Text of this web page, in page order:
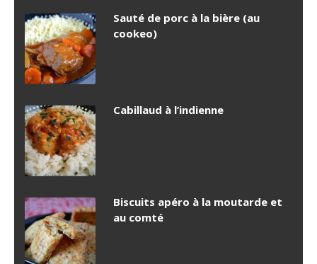
Sauté de porc à la bière (au
cookeo)
Cabillaud à l’indienne
Biscuits apéro à la moutarde et
au comté